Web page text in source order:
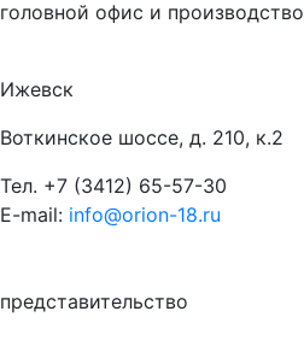
головной офис и производство
Ижевск
Воткинское шоссе, д. 210, к.2
Тел. +7 (3412) 65-57-30
E-mail: info@orion-18.ru
представительство